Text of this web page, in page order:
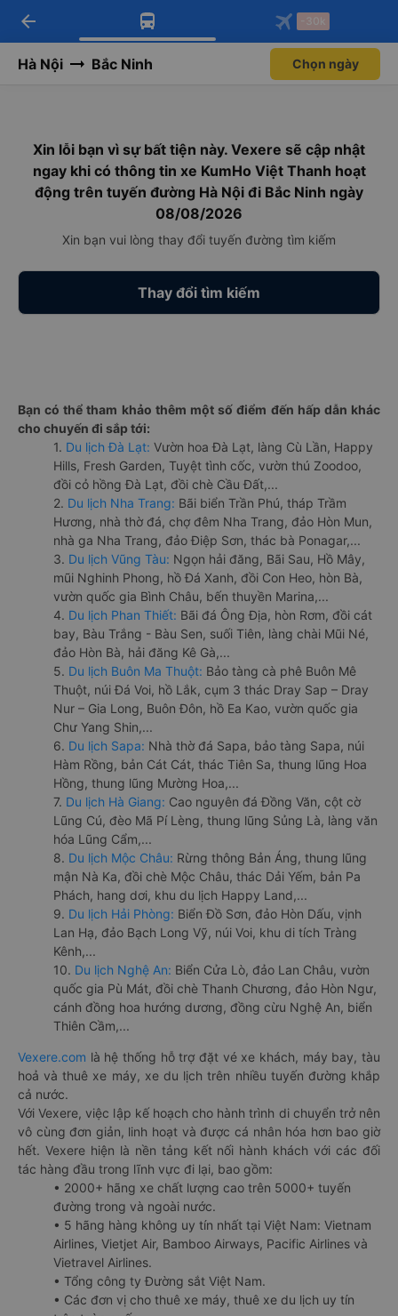
Tải app Vexere ngay!
Nhận ưu đãi thành viên độc
Mở app
Tải app Vexere
-30k/ghế khi đặt vé máy bay qua
Mở app
arrow_back -30k
Hà Nội Bắc Ninh Chọn ngày
Xin lỗi bạn vì sự bất tiện này. Vexere sẽ cập nhật
ngay khi có thông tin xe KumHo Việt Thanh hoạt
động trên tuyến đường Hà Nội đi Bắc Ninh ngày
08/08/2026
Xin bạn vui lòng thay đổi tuyến đường tìm kiếm
Thay đổi tìm kiếm
Bạn có thể tham khảo thêm một số điểm đến hấp dẫn khác
cho chuyến đi sắp tới:
1. Du lịch Đà Lạt: Vườn hoa Đà Lạt, làng Cù Lần, Happy
Hills, Fresh Garden, Tuyệt tình cốc, vườn thú Zoodoo,
đồi cỏ hồng Đà Lạt, đồi chè Cầu Đất,...
2. Du lịch Nha Trang: Bãi biển Trần Phú, tháp Trầm
Hương, nhà thờ đá, chợ đêm Nha Trang, đảo Hòn Mun,
nhà ga Nha Trang, đảo Điệp Sơn, thác bà Ponagar,...
3. Du lịch Vũng Tàu: Ngọn hải đăng, Bãi Sau, Hồ Mây,
mũi Nghinh Phong, hồ Đá Xanh, đồi Con Heo, hòn Bà,
vườn quốc gia Bình Châu, bến thuyền Marina,...
4. Du lịch Phan Thiết: Bãi đá Ông Địa, hòn Rơm, đồi cát
bay, Bàu Trắng - Bàu Sen, suối Tiên, làng chài Mũi Né,
đảo Hòn Bà, hải đăng Kê Gà,...
5. Du lịch Buôn Ma Thuột: Bảo tàng cà phê Buôn Mê
Thuột, núi Đá Voi, hồ Lắk, cụm 3 thác Dray Sap – Dray
Nur – Gia Long, Buôn Đôn, hồ Ea Kao, vườn quốc gia
Chư Yang Shin,...
6. Du lịch Sapa: Nhà thờ đá Sapa, bảo tàng Sapa, núi
Hàm Rồng, bản Cát Cát, thác Tiên Sa, thung lũng Hoa
Hồng, thung lũng Mường Hoa,...
7. Du lịch Hà Giang: Cao nguyên đá Đồng Văn, cột cờ
Lũng Cú, đèo Mã Pí Lèng, thung lũng Sủng Là, làng văn
hóa Lũng Cẩm,...
8. Du lịch Mộc Châu: Rừng thông Bản Áng, thung lũng
mận Nà Ka, đồi chè Mộc Châu, thác Dải Yếm, bản Pa
Phách, hang dơi, khu du lịch Happy Land,...
9. Du lịch Hải Phòng: Biển Đồ Sơn, đảo Hòn Dấu, vịnh
Lan Hạ, đảo Bạch Long Vỹ, núi Voi, khu di tích Tràng
Kênh,...
10. Du lịch Nghệ An: Biển Cửa Lò, đảo Lan Châu, vườn
quốc gia Pù Mát, đồi chè Thanh Chương, đảo Hòn Ngư,
cánh đồng hoa hướng dương, đồng cừu Nghệ An, biển
Thiên Cầm,...
Vexere.com là hệ thống hỗ trợ đặt vé xe khách, máy bay, tàu
hoả và thuê xe máy, xe du lịch trên nhiều tuyến đường khắp
cả nước.
Với Vexere, việc lập kế hoạch cho hành trình di chuyển trở nên
vô cùng đơn giản, linh hoạt và được cá nhân hóa hơn bao giờ
hết. Vexere hiện là nền tảng kết nối hành khách với các đối
tác hàng đầu trong lĩnh vực đi lại, bao gồm:
• 2000+ hãng xe chất lượng cao trên 5000+ tuyến
đường trong và ngoài nước.
• 5 hãng hàng không uy tín nhất tại Việt Nam: Vietnam
Airlines, Vietjet Air, Bamboo Airways, Pacific Airlines và
Vietravel Airlines.
• Tổng công ty Đường sắt Việt Nam.
• Các đơn vị cho thuê xe máy, thuê xe du lịch uy tín